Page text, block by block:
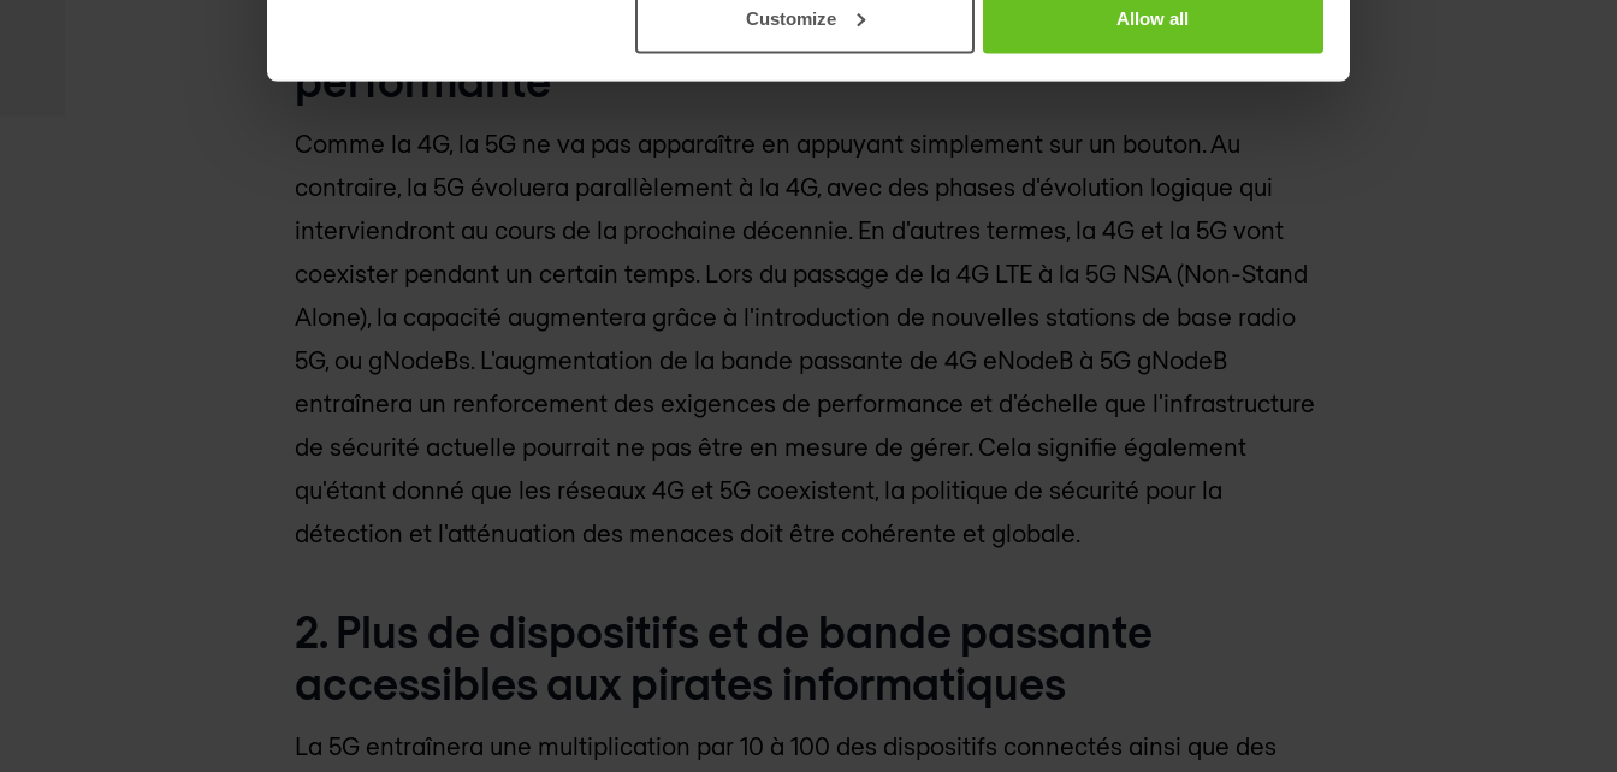
Customize Allow all
stratégie de sécurité cohérente et plus
performante
Comme la 4G, la 5G ne va pas apparaître en appuyant simplement sur un bouton. Au
contraire, la 5G évoluera parallèlement à la 4G, avec des phases d'évolution logique qui
interviendront au cours de la prochaine décennie. En d'autres termes, la 4G et la 5G vont
coexister pendant un certain temps. Lors du passage de la 4G LTE à la 5G NSA (Non-Stand
Alone), la capacité augmentera grâce à l'introduction de nouvelles stations de base radio
5G, ou gNodeBs. L'augmentation de la bande passante de 4G eNodeB à 5G gNodeB
entraînera un renforcement des exigences de performance et d'échelle que l'infrastructure
de sécurité actuelle pourrait ne pas être en mesure de gérer. Cela signifie également
qu'étant donné que les réseaux 4G et 5G coexistent, la politique de sécurité pour la
détection et l'atténuation des menaces doit être cohérente et globale.
2. Plus de dispositifs et de bande passante
accessibles aux pirates informatiques
La 5G entraînera une multiplication par 10 à 100 des dispositifs connectés ainsi que des